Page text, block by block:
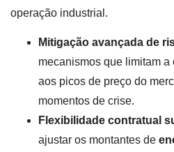
operação industrial.
Mitigação avançada de
mecanismos que limitam
aos picos de preço do
momentos de crise.
Flexibilidade contratual
ajustar os montantes de